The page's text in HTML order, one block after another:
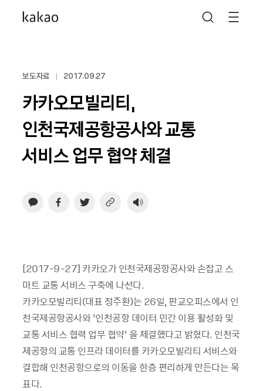
보도자료 2017.09.27
카카오모빌리티,
인천국제공항공사와 교통
서비스 업무 협약 체결
[2017-9-27] 카카오가 인천국제공항공사와 손잡고 스
마트 교통 서비스 구축에 나선다.
카카오모빌리티(대표 정주환)는 26일, 판교오피스에서 인
천국제공항공사와 ‘인천공항 데이터 민간 이용 활성화 및
교통 서비스 협력 업무 협약’ 을 체결했다고 밝혔다. 인천국
제공항의 교통 인프라 데이터를 카카오모빌리티 서비스와
결합해 인천공항으로의 이동을 한층 편리하게 만든다는 목
표다.